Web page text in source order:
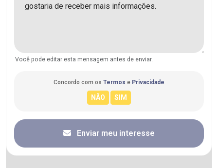
Você pode editar esta mensagem antes de enviar.
Concordo com os Termos e Privacidade
Enviar meu interesse